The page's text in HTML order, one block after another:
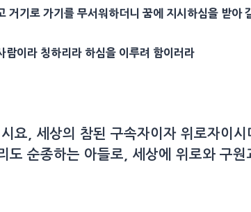
거기로 가기를 무서워하더니꿈에 지시하심을 받아
람이라 칭하리라 하심을 이루려 함이러라
요, 세상의 참된 구속자이자 위로자이
순종하는 아들로, 세상에 위로와 구